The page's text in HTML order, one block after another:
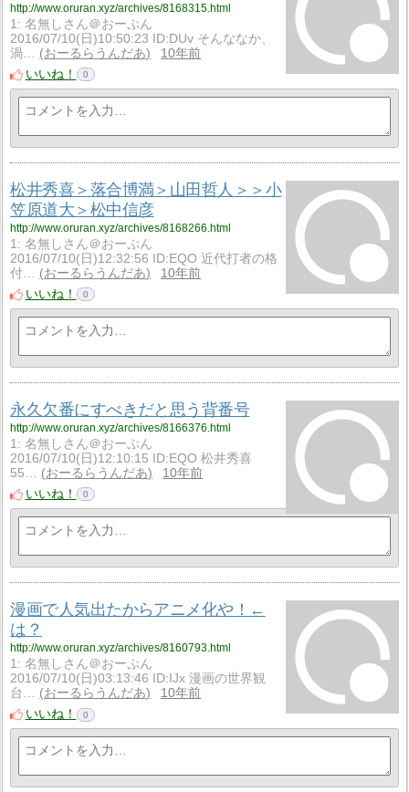
http://www.oruran.xyz/archives/8168315.html
1: 名無しさん＠おーぷん
2016/07/10(日)10:50:23 ID:DUv そんななか、
渦…
おーるらうんだあ
10年前
いいね！
0
松井秀喜＞落合博満＞山田哲人＞＞小
笠原道大＞松中信彦
http://www.oruran.xyz/archives/8168266.html
1: 名無しさん＠おーぷん
2016/07/10(日)12:32:56 ID:EQO 近代打者の格
付…
おーるらうんだあ
10年前
いいね！
0
永久欠番にすべきだと思う背番号
http://www.oruran.xyz/archives/8166376.html
1: 名無しさん＠おーぷん
2016/07/10(日)12:10:15 ID:EQO 松井秀喜
55…
おーるらうんだあ
10年前
いいね！
0
漫画で人気出たからアニメ化や！←
は？
http://www.oruran.xyz/archives/8160793.html
1: 名無しさん＠おーぷん
2016/07/10(日)03:13:46 ID:IJx 漫画の世界観
台…
おーるらうんだあ
10年前
いいね！
0